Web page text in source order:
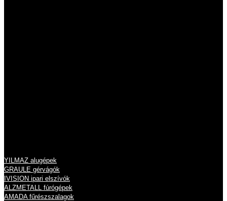
YILMAZ alugépek
GRAULE gérvágók
IVISION ipari elszívók
ALZMETALL fúrógépek
AMADA fűrészszalagok